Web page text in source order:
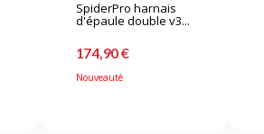
SpiderPro harnais
d'épaule double v3...
174,90 €
Nouveauté